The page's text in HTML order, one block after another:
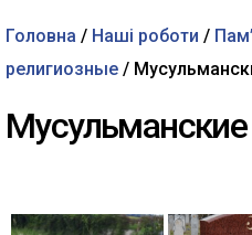
Головна / Наші роботи /
религиозные /